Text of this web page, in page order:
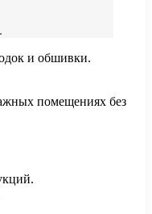
и обшивки.
помещениях без